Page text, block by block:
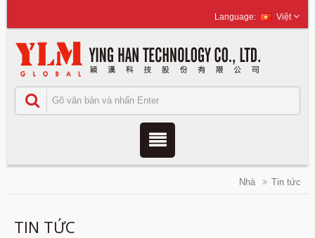
Việt
Nhà Tin tức
TIN TỨC